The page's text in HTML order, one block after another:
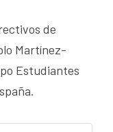
de
Martínez-
Estudiantes